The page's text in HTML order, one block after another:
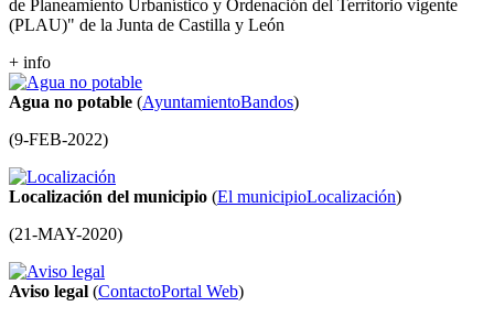
de Planeamiento Urbanístico y Ordenación del Territorio vigente
(PLAU)" de la Junta de Castilla y León
+ info
Agua no potable (AyuntamientoBandos)
(9-FEB-2022)
Localización del municipio (El municipioLocalización)
(21-MAY-2020)
Aviso legal (ContactoPortal Web)